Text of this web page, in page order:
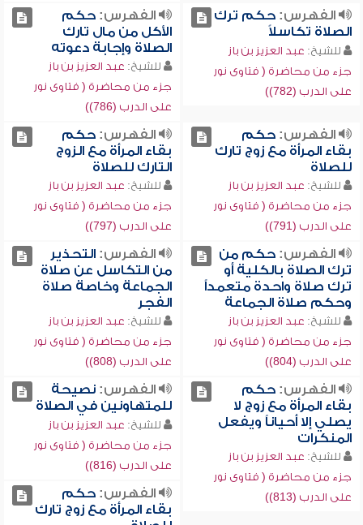
الفهرس:حكم ترك
الصلاة تكاسلاً
للشيخ: عبد العزيز بن باز
جزء من محاضرة ( فتاوى نور
على الدرب (782))
الفهرس:حكم
الأكل من مال تارك
الصلاة وإجابة دعوته
للشيخ: عبد العزيز بن باز
جزء من محاضرة ( فتاوى نور
على الدرب (786))
الفهرس:حكم
بقاء المرأة مع زوج تارك
للصلاة
للشيخ: عبد العزيز بن باز
جزء من محاضرة ( فتاوى نور
على الدرب (791))
الفهرس:حكم
بقاء المرأة مع الزوج
التارك للصلاة
للشيخ: عبد العزيز بن باز
جزء من محاضرة ( فتاوى نور
على الدرب (797))
الفهرس:حكم من
ترك الصلاة بالكلية أو
ترك صلاة واحدة متعمداً
وحكم صلاة الجماعة
للشيخ: عبد العزيز بن باز
جزء من محاضرة ( فتاوى نور
على الدرب (804))
الفهرس:التحذير
من التكاسل عن صلاة
الجماعة وخاصة صلاة
الفجر
للشيخ: عبد العزيز بن باز
جزء من محاضرة ( فتاوى نور
على الدرب (808))
الفهرس:حكم
بقاء المرأة مع زوج لا
يصلي إلا أحياناً ويفعل
المنكرات
للشيخ: عبد العزيز بن باز
جزء من محاضرة ( فتاوى نور
على الدرب (813))
الفهرس:نصيحة
للمتهاونين في الصلاة
للشيخ: عبد العزيز بن باز
جزء من محاضرة ( فتاوى نور
على الدرب (816))
الفهرس:حكم
بقاء المرأة مع زوج تارك